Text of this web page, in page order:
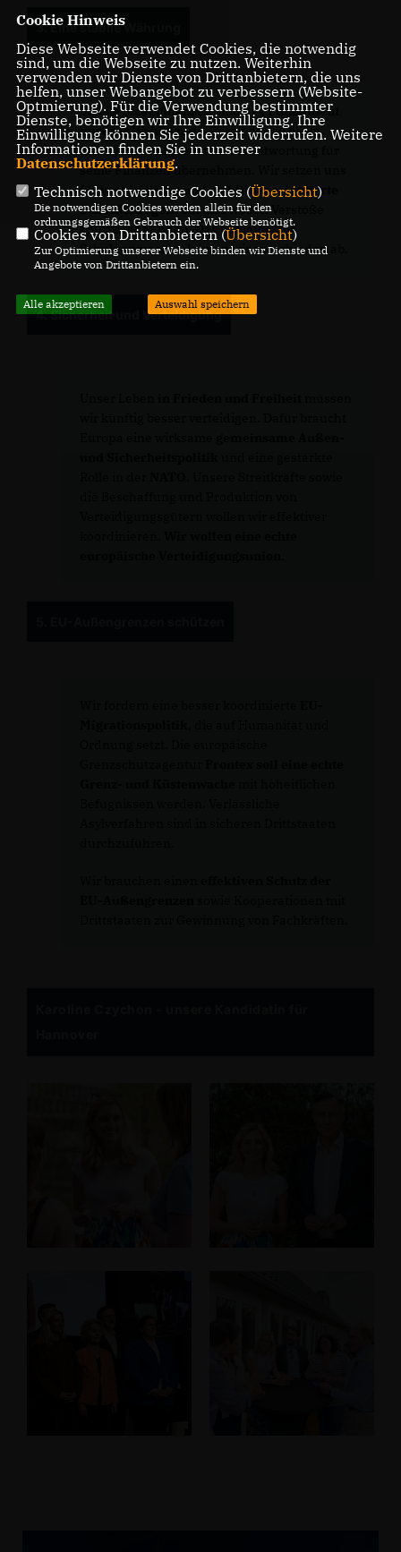
3. Eine stabile Währung
Stabile Staatsfinanzen sind dasFundament
unseres Wohlstands. Damit das so bleibt,
muss jeder Mitgliedstaat Verantwortung für
seine Finanzen übernehmen. Wir setzen uns
fürverbindliche und stabilitätsorientierte
Schuldenregelnein und wollen Verstöße
spürbarer ahnden. Das gemeinsame
Schuldenmachen lehnen wir entschieden ab.
4. Sicherheit und Verteidigung
Cookie Hinweis
Diese Webseite verwendet Cookies, die notwendig
sind, um die Webseite zu nutzen. Weiterhin
verwenden wir Dienste von Drittanbietern, die uns
helfen, unser Webangebot zu verbessern (Website-
Optmierung). Für die Verwendung bestimmter
Dienste, benötigen wir Ihre Einwilligung. Ihre
Einwilligung können Sie jederzeit widerrufen. Weitere
Informationen finden Sie in unserer
Datenschutzerklärung.
Technisch notwendige Cookies (Übersicht)
Die notwendigen Cookies werden allein für den
ordnungsgemäßen Gebrauch der Webseite benötigt.
Cookies von Drittanbietern (Übersicht)
Zur Optimierung unserer Webseite binden wir Dienste und
Angebote von Drittanbietern ein.
Alle akzeptieren Auswahl speichern